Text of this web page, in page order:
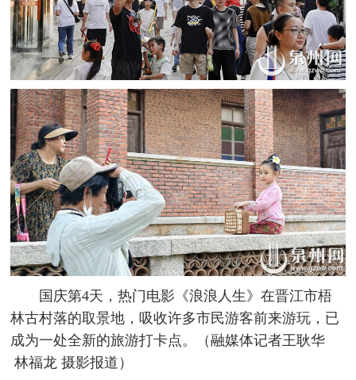
国庆第4天，热门电影《浪浪人生》在晋江市梧
林古村落的取景地，吸收许多市民游客前来游玩，已
成为一处全新的旅游打卡点。（融媒体记者王耿华
林福龙 摄影报道）